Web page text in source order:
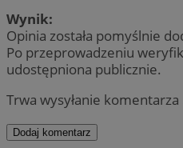
Wynik:
Opinia została pomyślnie
Po przeprowadzeniu
udostępniona publicznie.
Trwa wysyłanie komentarza
Dodaj komentarz